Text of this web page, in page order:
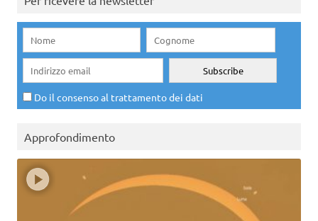
Do il consenso al trattamento dei dati
Approfondimento